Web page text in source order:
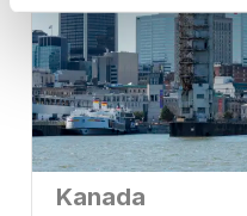
Kanada